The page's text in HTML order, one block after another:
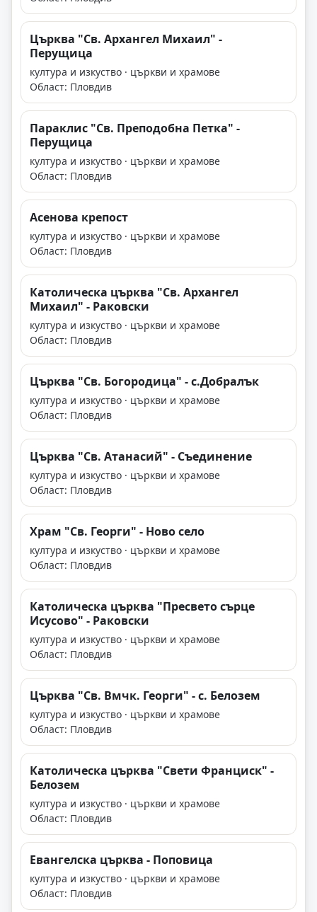
Църква "Св. Архангел Михаил" -
Перущица
култура и изкуство · църкви и храмове
Област: Пловдив
Параклис "Св. Преподобна Петка" -
Перущица
култура и изкуство · църкви и храмове
Област: Пловдив
Асенова крепост
култура и изкуство · църкви и храмове
Област: Пловдив
Католическа църква "Св. Архангел
Михаил" - Раковски
култура и изкуство · църкви и храмове
Област: Пловдив
Църква "Св. Богородица" - с.Добралък
култура и изкуство · църкви и храмове
Област: Пловдив
Църква "Св. Атанасий" - Съединение
култура и изкуство · църкви и храмове
Област: Пловдив
Храм "Св. Георги" - Ново село
култура и изкуство · църкви и храмове
Област: Пловдив
Католическа църква "Пресвето сърце
Исусово" - Раковски
култура и изкуство · църкви и храмове
Област: Пловдив
Църква "Св. Вмчк. Георги" - с. Белозем
култура и изкуство · църкви и храмове
Област: Пловдив
Католическа църква "Свети Франциск" -
Белозем
култура и изкуство · църкви и храмове
Област: Пловдив
Евангелска църква - Поповица
култура и изкуство · църкви и храмове
Област: Пловдив